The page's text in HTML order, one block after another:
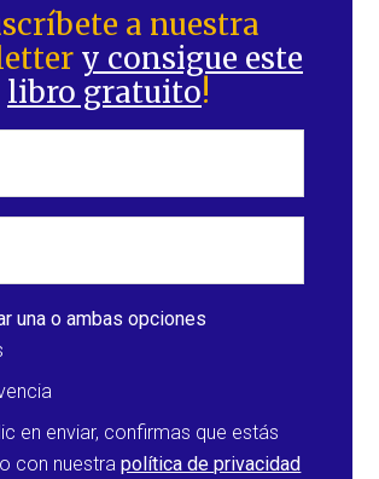
a nuestra
y consigue este
libro gratuito!
una o ambas opciones
en enviar, confirmas que estás
con nuestrapolítica de privacidad